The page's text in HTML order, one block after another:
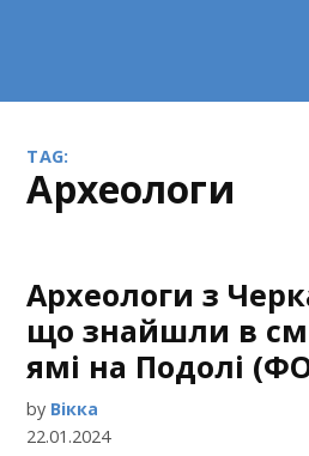
TAG:
археологи
Археологи з
що знайшли в
ямі на Подолі
by Вікка
22.01.2024